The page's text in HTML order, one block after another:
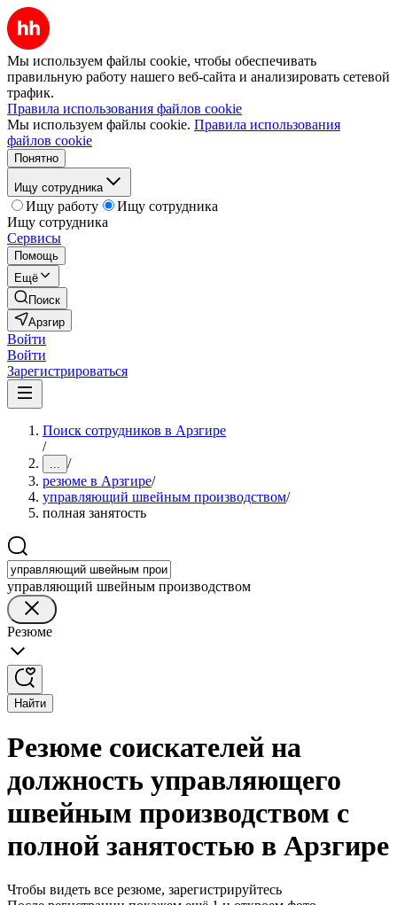
Мы используем файлы cookie, чтобы обеспечивать
правильную работу нашего веб-сайта и анализировать сетевой
трафик.
Правила использования файлов cookie
Мы используем файлы cookie. Правила использования
файлов cookie
Понятно
Ищу сотрудника
Ищу работу
Ищу сотрудника
Ищу сотрудника
Сервисы
Помощь
Ещё
Поиск
Арзгир
Войти
Войти
Зарегистрироваться
Поиск сотрудников в Арзгире
/
... /
резюме в Арзгире/
управляющий швейным производством/
полная занятость
управляющий швейным производством
Резюме
Найти
Резюме соискателей на
должность управляющего
швейным производством с
полной занятостью в Арзгире
Чтобы видеть все резюме, зарегистрируйтесь